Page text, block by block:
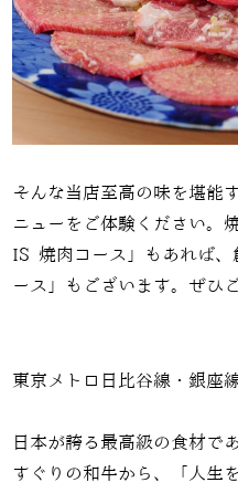
そんな当店至高の味を堪能
ニューをご体験ください。
IS 焼肉コース」もあれば、
ース」もございます。ぜひ
東京メトロ日比谷線・銀座
日本が誇る最高級の食材
すぐりの和牛から、「人生